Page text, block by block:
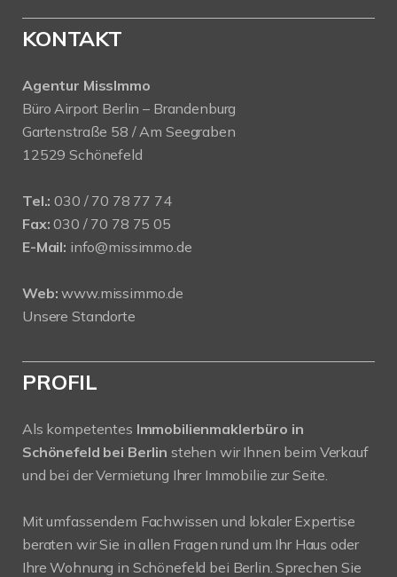
KONTAKT
Agentur MissImmo
Büro Airport Berlin – Brandenburg
Gartenstraße 58 / Am Seegraben
12529 Schönefeld
Tel.: 030 / 70 78 77 74
Fax: 030 / 70 78 75 05
E-Mail: info@missimmo.de
Web: www.missimmo.de
Unsere Standorte
PROFIL
Als kompetentes Immobilienmaklerbüro in
Schönefeld bei Berlin stehen wir Ihnen beim Verkauf
und bei der Vermietung Ihrer Immobilie zur Seite.
Mit umfassendem Fachwissen und lokaler Expertise
beraten wir Sie in allen Fragen rund um Ihr Haus oder
Ihre Wohnung in Schönefeld bei Berlin. Sprechen Sie